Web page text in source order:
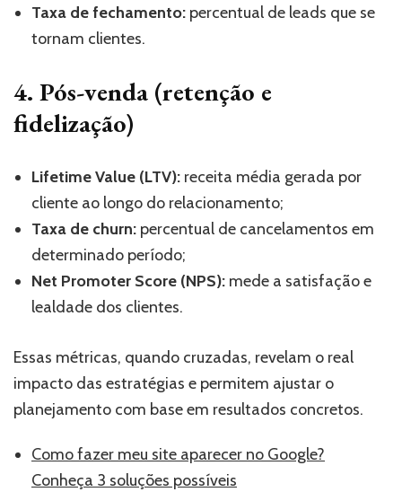
Taxa de fechamento: percentual de leads que se
tornam clientes.
4. Pós-venda (retenção e
fidelização)
Lifetime Value (LTV): receita média gerada por
cliente ao longo do relacionamento;
Taxa de churn: percentual de cancelamentos em
determinado período;
Net Promoter Score (NPS): mede a satisfação e
lealdade dos clientes.
Essas métricas, quando cruzadas, revelam o real
impacto das estratégias e permitem ajustar o
planejamento com base em resultados concretos.
Como fazer meu site aparecer no Google?
Conheça 3 soluções possíveis